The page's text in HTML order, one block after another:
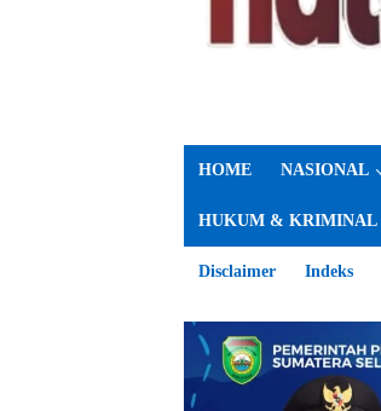
HOME NASIONAL
HUKUM & KRIMINAL
Disclaimer Indeks